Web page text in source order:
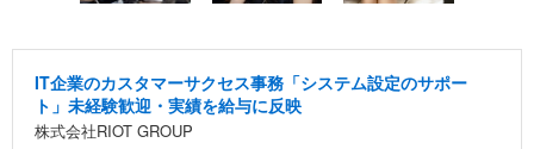
IT企業のカスタマーサクセス事務「システム設定のサポー
ト」未経験歓迎・実績を給与に反映
株式会社RIOT GROUP